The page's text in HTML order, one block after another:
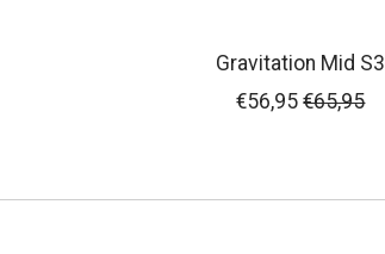
Gravitation Mid S3
€56,95 €65,95